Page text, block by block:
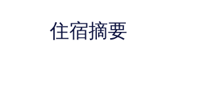
住宿摘要